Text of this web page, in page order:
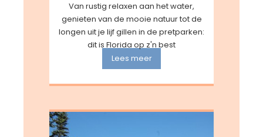
Van rustig relaxen aan het water,
genieten van de mooie natuur tot de
longen uit je lijf gillen in de pretparken:
dit is Florida op z'n best
Lees meer